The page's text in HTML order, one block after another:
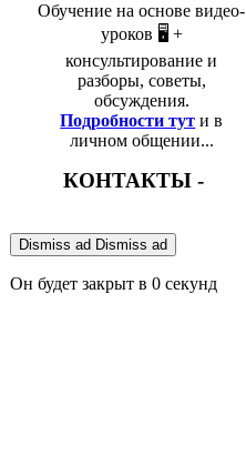
Обучение на основе видео-
уроков 🖥️ +
консультирование и
разборы, советы,
обсуждения.
Подробности тут и в
личном общении...
КОНТАКТЫ -
Dismiss ad Dismiss ad
Он будет закрыт в 0 секунд